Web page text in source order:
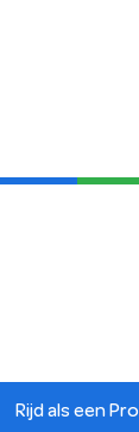
Rijd als een Pro